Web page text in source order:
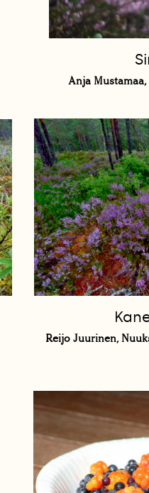
Anja Mustamaa,
Reijo Juurinen,